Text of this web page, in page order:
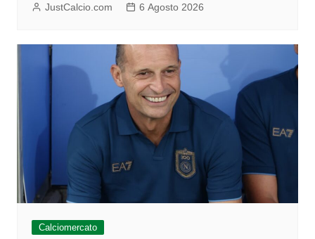
JustCalcio.com 6 Agosto 2026
Calciomercato